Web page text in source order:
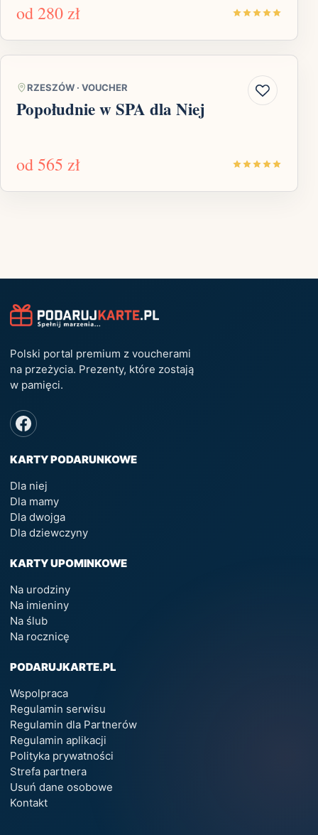
od 280 zł
RZESZÓW · VOUCHER
Popołudnie w SPA dla Niej
od 565 zł
Polski portal premium z voucherami
na przeżycia. Prezenty, które zostają
w pamięci.
KARTY PODARUNKOWE
Dla niej
Dla mamy
Dla dwojga
Dla dziewczyny
KARTY UPOMINKOWE
Na urodziny
Na imieniny
Na ślub
Na rocznicę
PODARUJKARTE.PL
Wspolpraca
Regulamin serwisu
Regulamin dla Partnerów
Regulamin aplikacji
Polityka prywatności
Strefa partnera
Usuń dane osobowe
Kontakt